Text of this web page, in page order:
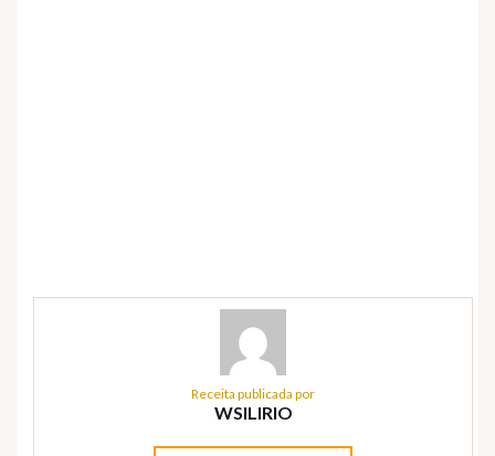
Receita publicada por
WSILIRIO